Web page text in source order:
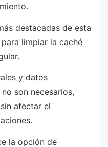
destacadas de esta
limpiar la caché
y datos
son necesarios,
afectar el
la opción de